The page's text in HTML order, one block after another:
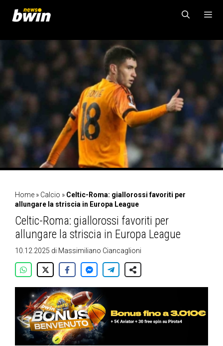
contenuto
Home » Calcio » Celtic-Roma: giallorossi favoriti per
allungare la striscia in Europa League
Celtic-Roma: giallorossi favoriti per
allungare la striscia in Europa League
10.12.2025 di Massimiliano Ciancaglioni